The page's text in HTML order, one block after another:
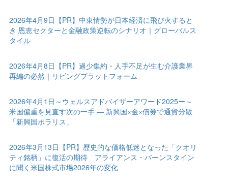
2026年4月9日【PR】中東情勢が日本経済に飛び火すると
き 恩恵セクターと金融政策逆転のシナリオ｜グローバルス
タイル
2026年4月8日【PR】過少集約・人手不足が生む介護業界
再編の必然｜リビングプラットフォーム
2026年4月1日～ウェルスアドバイザーアワード2025ー～
米国偏重を見直す次の一手 ― 新興国×金×債券で通貨分散
「新興国ポラリス」
2026年3月13日【PR】歴史的な価格低迷となった「クオリ
ティ銘柄」に復活の期待 アライアンス・バーンスタイン
に聞く米国株式市場2026年の変化